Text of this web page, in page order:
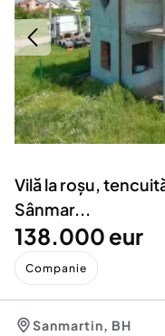
Servicii
Animale de
Afaceri și
Inchiriere Bunuri si
Utilaje agricole si
Piese auto si
Dacia Duster
Vilă la roșu,
Sânmar...
138.000 eur
Companie
Sanmartin, BH